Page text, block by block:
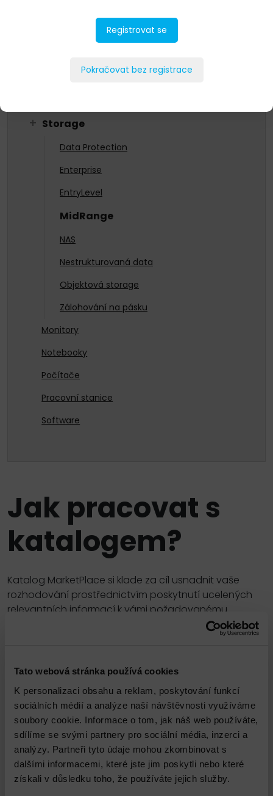
Tato webová stránka používá cookies
K personalizaci obsahu a reklam, poskytování funkcí
sociálních médií a analýze naší návštěvnosti využíváme
soubory cookie. Informace o tom, jak náš web používáte,
sdílíme se svými partnery pro sociální média, inzerci a
analýzy. Partneři tyto údaje mohou zkombinovat s
dalšími informacemi, které jste jim poskytli nebo které
získali v důsledku toho, že používáte jejich služby.
Storage
Data Protection
Enterprise
EntryLevel
MidRange
NAS
Nestrukturovaná data
Objektová storage
Zálohování na pásku
Monitory
Notebooky
Počítače
Pracovní stanice
Software
Jak pracovat s
katalogem?
Katalog MarketPlace si klade za cíl usnadnit vaše
rozhodování prostřednictvím poskytnutí ucelených
relevantních informací k vámi požadovanému
produktu či službě. Váš výběr vás naprosto k ničemu
nezavazuje. Zboží či služby, které do košíku vložíte,
vám mohli připravit na míru šitou nabídku.
Seřadit podle názvu A–Z
Zobrazit filtr
Registrovat se
Pokračovat bez registrace